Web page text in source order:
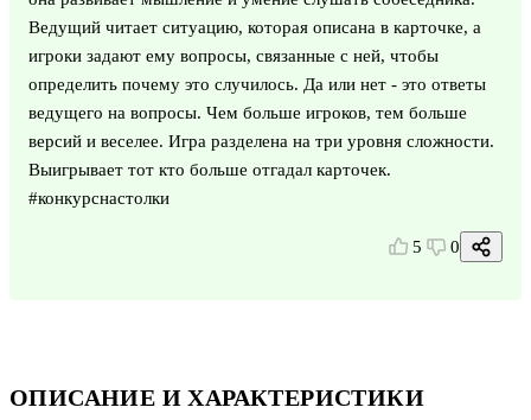
ОПИСАНИЕ И ХАРАКТЕРИСТИКИ
Ведущий читает ситуацию, которая описана в карточке, а
игроки задают ему вопросы, связанные с ней, чтобы
определить почему это случилось. Да или нет - это ответы
ведущего на вопросы. Чем больше игроков, тем больше
версий и веселее. Игра разделена на три уровня сложности.
Выигрывает тот кто больше отгадал карточек.
#конкурснастолки
5 0